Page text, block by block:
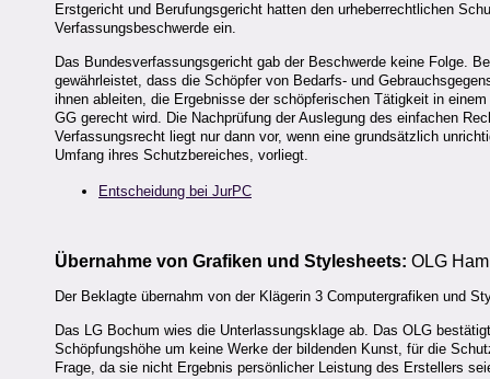
Erstgericht und Berufungsgericht hatten den urheberrechtlichen
Verfassungsbeschwerde ein.
Das Bundesverfassungsgericht gab der Beschwerde keine Folge.
gewährleistet, dass die Schöpfer von Bedarfs- und
ihnen ableiten, die Ergebnisse der schöpferischen Tätigkeit in
GG gerecht wird. Die Nachprüfung der Auslegung des einfachen
Verfassungsrecht liegt nur dann vor, wenn eine grundsätzlich
Umfang ihres Schutzbereiches, vorliegt.
Entscheidung bei JurPC
Übernahme von Grafiken und Stylesheets: OLG
Der Beklagte übernahm von der Klägerin 3 Computergrafiken und
Das LG Bochum wies die Unterlassungsklage ab. Das OLG
Schöpfungshöhe um keine Werke der bildenden Kunst, für die
Frage, da sie nicht Ergebnis persönlicher Leistung des Erstellers